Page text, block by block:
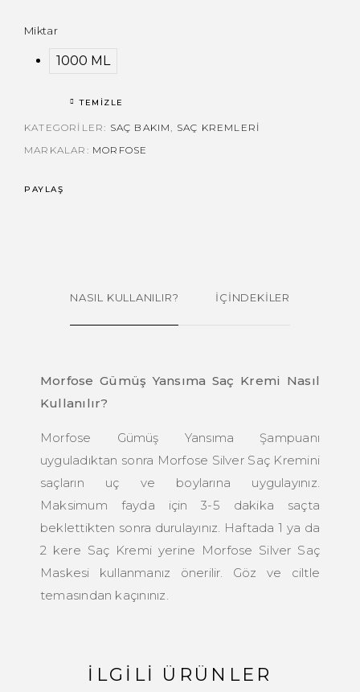
Miktar
1000 ML
TEMIZLE
KATEGORILER: SAÇ BAKIM
SAÇ KREMLERI
MARKALAR: MORFOSE
PAYLAŞ
NASIL KULLANILIR? İÇİNDEKİLER
Morfose Gümüş Yansıma Saç Kremi Nasıl
Kullanılır?
Morfose Gümüş Yansıma Şampuanı
uyguladıktan sonra Morfose Silver Saç Kremini
saçların uç ve boylarına uygulayınız.
Maksimum fayda için 3-5 dakika saçta
beklettikten sonra durulayınız. Haftada 1 ya da
2 kere Saç Kremi yerine Morfose Silver Saç
Maskesi kullanmanız önerilir. Göz ve ciltle
temasından kaçınınız.
İLGILI ÜRÜNLER